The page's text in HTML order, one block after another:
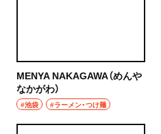
狭山
川越・朝霞・ふじみ野・志木
せんべろ
MENYA NAKAGAWA（めんや
なかがわ）
#池袋 #ラーメン・つけ麺